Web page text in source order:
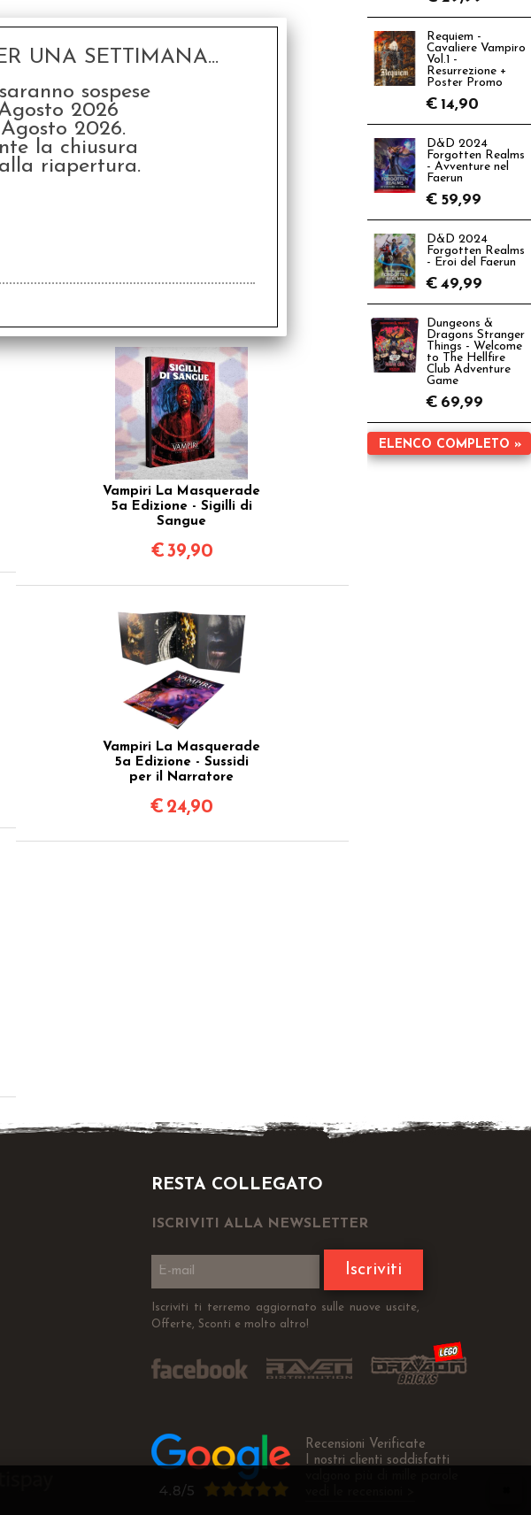
articoli
Vampiri La Masquerade
5a Edizione - Sigilli di
Sangue
€39,90
Vampiri La Masquerade
5a Edizione - Sussidi
per il Narratore
€ 24,90
Requiem -
Cavaliere Vampiro
Vol.1 -
Resurrezione +
Poster Promo
€ 14,90
D&D 2024
Forgotten Realms
- Avventure nel
Faerun
€ 59,99
D&D 2024
Forgotten Realms
- Eroi del Faerun
€ 49,99
Dungeons &
Dragons Stranger
Things - Welcome
to The Hellfire
Club Adventure
Game
€ 69,99
ELENCO COMPLETO »
RESTA COLLEGATO
ISCRIVITI ALLA NEWSLETTER
Iscriviti
Iscriviti ti terremo aggiornato sulle nuove uscite,
Offerte, Sconti e molto altro!
Recensioni Verificate
I nostri clienti soddisfatti
UNA SETTIMANA...
sospese
2026
2026.
la chiusura
riapertura.